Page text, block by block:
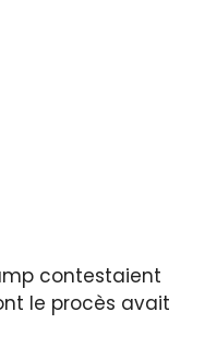
contestaient
le procès avait